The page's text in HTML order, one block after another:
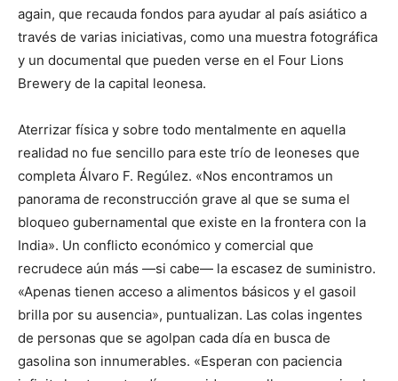
again, que recauda fondos para ayudar al país asiático a
través de varias iniciativas, como una muestra fotográfica
y un documental que pueden verse en el Four Lions
Brewery de la capital leonesa.
Aterrizar física y sobre todo mentalmente en aquella
realidad no fue sencillo para este trío de leoneses que
completa Álvaro F. Regúlez. «Nos encontramos un
panorama de reconstrucción grave al que se suma el
bloqueo gubernamental que existe en la frontera con la
India». Un conflicto económico y comercial que
recrudece aún más —si cabe— la escasez de suministro.
«Apenas tienen acceso a alimentos básicos y el gasoil
brilla por su ausencia», puntualizan. Las colas ingentes
de personas que se agolpan cada día en busca de
gasolina son innumerables. «Esperan con paciencia